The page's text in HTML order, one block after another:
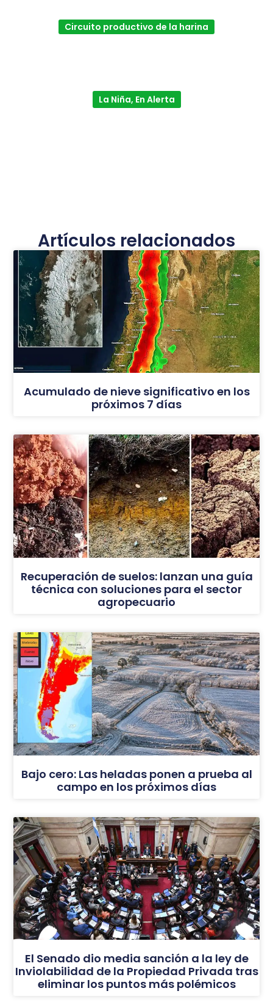
Circuito productivo de la harina
La Niña, En Alerta
Artículos relacionados
Acumulado de nieve significativo en los
próximos 7 días
Recuperación de suelos: lanzan una guía
técnica con soluciones para el sector
agropecuario
Bajo cero: Las heladas ponen a prueba al
campo en los próximos días
El Senado dio media sanción a la ley de
Inviolabilidad de la Propiedad Privada tras
eliminar los puntos más polémicos